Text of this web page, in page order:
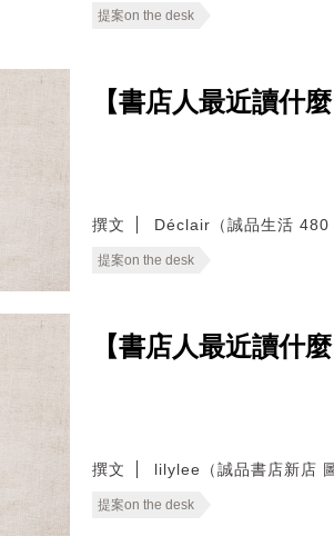
提案on the desk
【書店人最近讀什
撰文 Déclair（誠品生活 480
提案on the desk
【書店人最近讀什
撰文 lilylee（誠品書店新店
提案on the desk